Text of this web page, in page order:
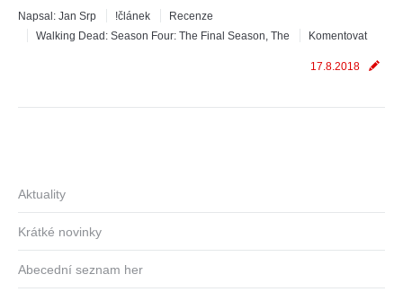
Napsal: Jan Srp !článek
Recenze
Walking Dead: Season Four: The Final Season, The
Komentovat
17.8.2018
Aktuality
Krátké novinky
Abecední seznam her